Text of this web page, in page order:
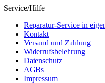
Service/Hilfe
Reparatur-Service in
Kontakt
Versand und Zahlung
Widerrufsbelehrung
Datenschutz
AGBs
Impressum